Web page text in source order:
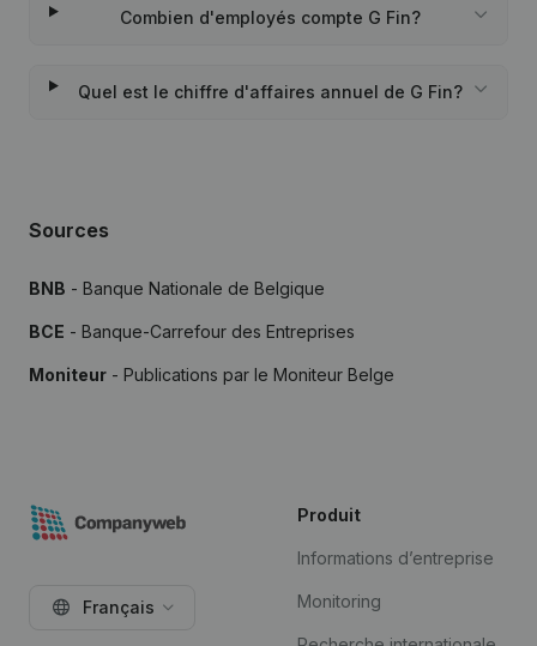
Combien d'employés compte G Fin?
Quel est le chiffre d'affaires annuel de G Fin?
Sources
BNB - Banque Nationale de Belgique
BCE - Banque-Carrefour des Entreprises
Moniteur - Publications par le Moniteur Belge
Français
Produit
Informations d’entreprise
Monitoring